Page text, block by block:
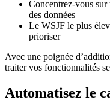
Concentrez-vous
des données
Le WSJF le plus
prioriser
Avec une poignée
traiter vos fonctionnalités
Automatisez le